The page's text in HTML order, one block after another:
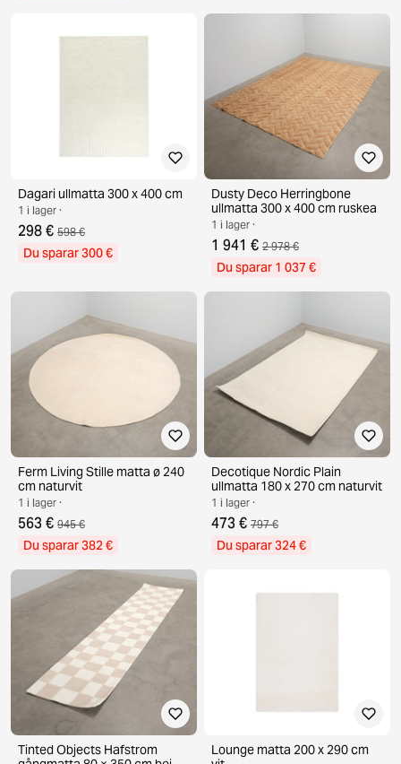
Dagari ullmatta 300 x 400 cm
1 i lager ·
298 € 598 €
Du sparar 300 €
Dusty Deco Herringbone
ullmatta 300 x 400 cm ruskea
1 i lager ·
1 941 € 2 978 €
Du sparar 1 037 €
Ferm Living Stille matta ø 240
cm naturvit
1 i lager ·
563 € 945 €
Du sparar 382 €
Decotique Nordic Plain
ullmatta 180 x 270 cm naturvit
1 i lager ·
473 € 797 €
Du sparar 324 €
Tinted Objects Hafstrom
Lounge matta 200 x 290 cm